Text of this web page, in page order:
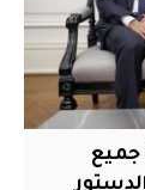
جميع